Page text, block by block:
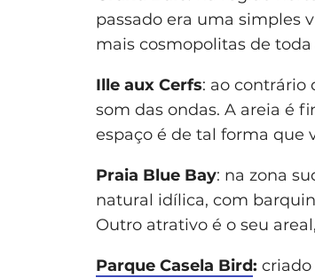
passado era uma simples
mais cosmopolitas de toda
Ille aux Cerfs: ao contrário
som das ondas. A areia é
espaço é de tal forma que
Praia Blue Bay: na zona
natural idílica, com
Outro atrativo é o seu
Parque Casela Bird: criado